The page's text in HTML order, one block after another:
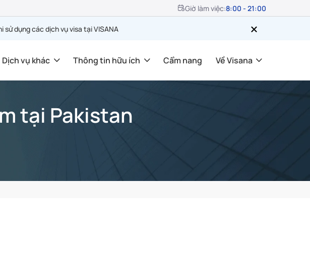
Giờ làm việc:8:00 - 21:00
sử dụng các dịch vụ visa tại VISANA
Dịch vụ khác Thông tin hữu ích Cẩm nang Về Visana
tại Pakistan